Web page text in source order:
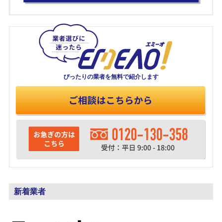
ぴったりの業者を無料で紹介します
新着業者